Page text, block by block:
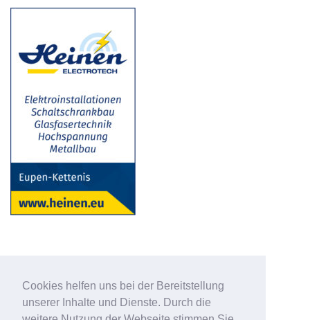
Cookies helfen uns bei der Bereitstellung
unserer Inhalte und Dienste. Durch die